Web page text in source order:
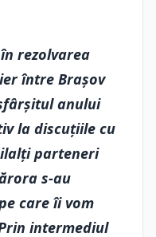
rezolvarea
între Braşov
anului
la discuţiile cu
parteneri
s-au
care îi vom
intermediul